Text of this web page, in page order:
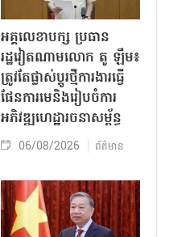
អគ្គលេខាបក្ស ប្រធាន
រដ្ឋវៀតណាមលោក តូ ឡឹម៖
ត្រូវតែផ្លាស់ប្ដូរថ្មីការងារធ្វើ
ផែនការមេនិងរៀបចំការ
អភិវឌ្ឍហេដ្ឋារចនាសម្ព័ន្ធ
06/08/2026 ព័ត៌មាន